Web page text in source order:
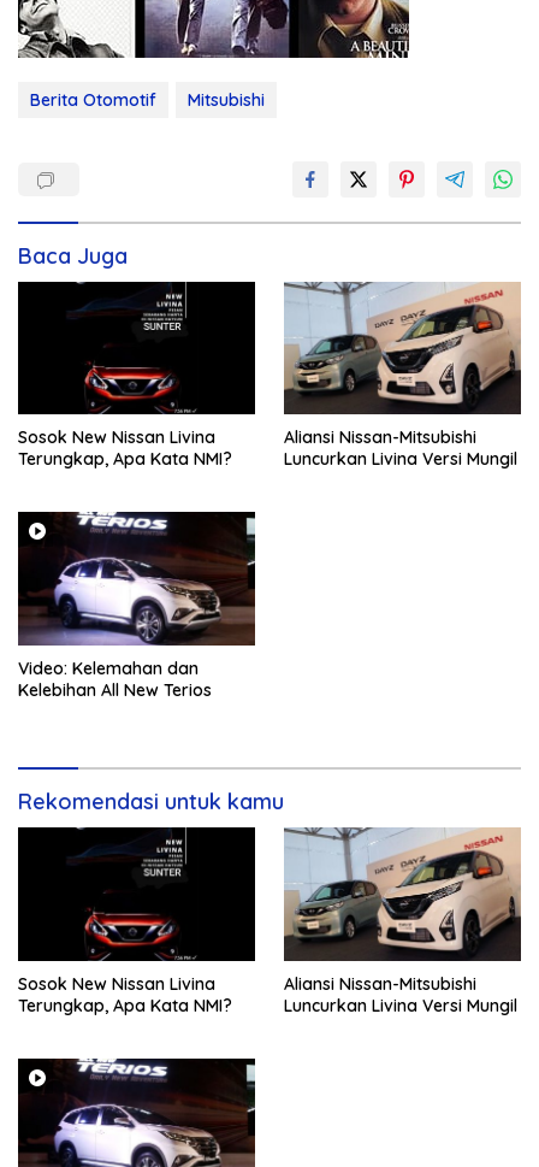
Berita Otomotif Mitsubishi
Baca Juga
Sosok New Nissan Livina
Terungkap, Apa Kata NMI?
Aliansi Nissan-Mitsubishi
Luncurkan Livina Versi Mungil
Video: Kelemahan dan
Kelebihan All New Terios
Rekomendasi untuk kamu
Sosok New Nissan Livina
Terungkap, Apa Kata NMI?
Aliansi Nissan-Mitsubishi
Luncurkan Livina Versi Mungil